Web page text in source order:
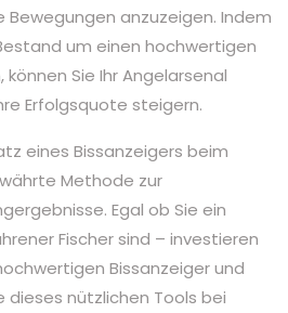
Bewegungen anzuzeigen. Indem
um einen hochwertigen
Sie Ihr Angelarsenal
Erfolgsquote steigern.
eines Bissanzeigers beim
Methode zur
Egal ob Sie ein
Fischer sind – investieren
Bissanzeiger und
dieses nützlichen Tools bei